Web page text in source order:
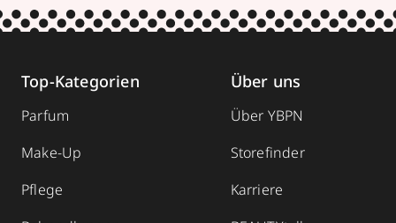
Top-Kategorien
Parfum
Make-Up
Pflege
Über uns
Über YBPN
Storefinder
Karriere